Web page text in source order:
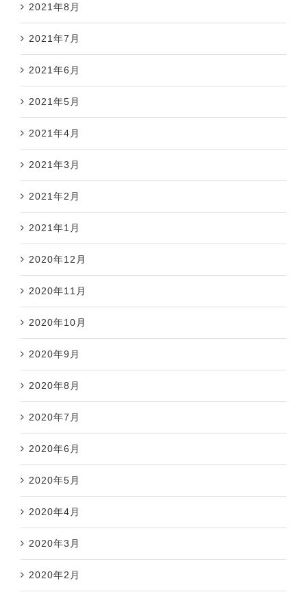
2021年8月
2021年7月
2021年6月
2021年5月
2021年4月
2021年3月
2021年2月
2021年1月
2020年12月
2020年11月
2020年10月
2020年9月
2020年8月
2020年7月
2020年6月
2020年5月
2020年4月
2020年3月
2020年2月